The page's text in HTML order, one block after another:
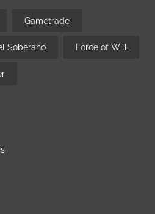
Gametrade
Soberano Force of Will